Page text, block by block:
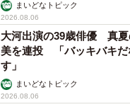
まいどなトピック
2026.08.06
大河出演の39歳俳優 真夏
美を連投 「バッキバキだ
す」
まいどなトピック
2026.08.06